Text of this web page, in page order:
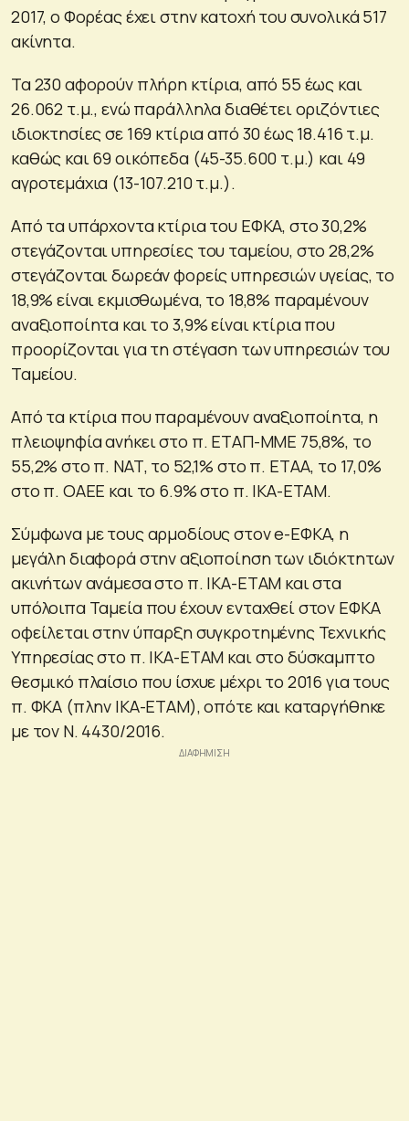
2017, ο Φορέας έχει στην κατοχή του συνολικά 517
ακίνητα.
Τα 230 αφορούν πλήρη κτίρια, από 55 έως και
26.062 τ.μ., ενώ παράλληλα διαθέτει οριζόντιες
ιδιοκτησίες σε 169 κτίρια από 30 έως 18.416 τ.μ.
καθώς και 69 οικόπεδα (45-35.600 τ.μ.) και 49
αγροτεμάχια (13-107.210 τ.μ.).
Από τα υπάρχοντα κτίρια του ΕΦΚΑ, στο 30,2%
στεγάζονται υπηρεσίες του ταμείου, στο 28,2%
στεγάζονται δωρεάν φορείς υπηρεσιών υγείας, το
18,9% είναι εκμισθωμένα, το 18,8% παραμένουν
αναξιοποίητα και το 3,9% είναι κτίρια που
προορίζονται για τη στέγαση των υπηρεσιών του
Ταμείου.
Από τα κτίρια που παραμένουν αναξιοποίητα, η
πλειοψηφία ανήκει στο π. ΕΤΑΠ-ΜΜΕ 75,8%, το
55,2% στο π. ΝΑΤ, το 52,1% στο π. ΕΤΑΑ, το 17,0%
στο π. ΟΑΕΕ και το 6.9% στο π. ΙΚΑ-ΕΤΑΜ.
Σύμφωνα με τους αρμοδίους στον e-ΕΦΚΑ, η
μεγάλη διαφορά στην αξιοποίηση των ιδιόκτητων
ακινήτων ανάμεσα στο π. ΙΚΑ-ΕΤΑΜ και στα
υπόλοιπα Ταμεία που έχουν ενταχθεί στον ΕΦΚΑ
οφείλεται στην ύπαρξη συγκροτημένης Τεχνικής
Υπηρεσίας στο π. ΙΚΑ-ΕΤΑΜ και στο δύσκαμπτο
θεσμικό πλαίσιο που ίσχυε μέχρι το 2016 για τους
π. ΦΚΑ (πλην ΙΚΑ-ΕΤΑΜ), οπότε και καταργήθηκε
με τον Ν. 4430/2016.